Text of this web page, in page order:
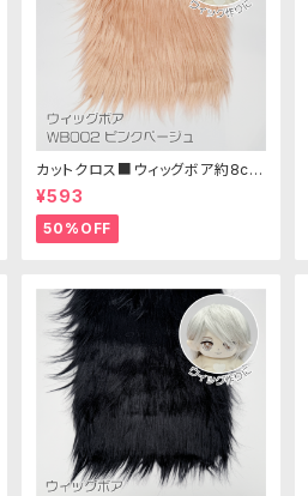
カットクロス■ウィッグボア約8cm
(ピンクベージュ)WB002ボア生
地 25cm × 45cm
¥593
50%OFF